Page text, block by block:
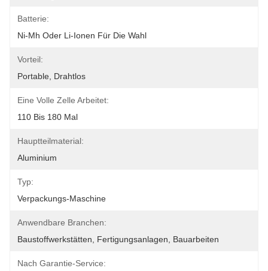
Batterie:
Ni-Mh Oder Li-Ionen Für Die Wahl
Vorteil:
Portable, Drahtlos
Eine Volle Zelle Arbeitet:
110 Bis 180 Mal
Hauptteilmaterial:
Aluminium
Typ:
Verpackungs-Maschine
Anwendbare Branchen:
Baustoffwerkstätten, Fertigungsanlagen, Bauarbeiten
Nach Garantie-Service: